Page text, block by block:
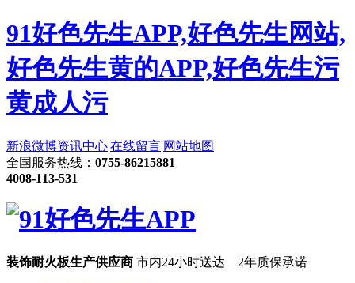
91好色先生APP,好色先生网站,
好色先生黄的APP,好色先生污
黄成人污
新浪微博资讯中心|在线留言|网站地图
全国服务热线： 0755-86215881
4008-113-531
装饰耐火板生产供应商 市内24小时送达 2年质保承诺